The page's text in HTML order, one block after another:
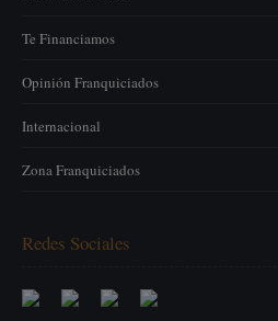
Te Financiamos
Opinión Franquiciados
Internacional
Zona Franquiciados
Redes Sociales